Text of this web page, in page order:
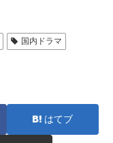
国内ドラマ
はてブ